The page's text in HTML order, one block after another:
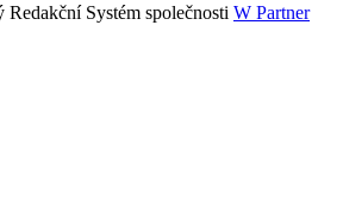
Redakční Systém společnosti W Partner